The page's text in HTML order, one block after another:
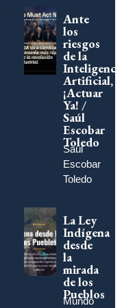
Ante
los
riesgos
de la
Artificial,
¡Actuar
Ya! /
Saúl
Escobar
Toledo
Saúl
Escobar
Toledo
La Ley
Indígena
desde
la
mirada
de los
Pueblos
Mundo